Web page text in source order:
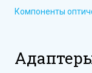
Компоненты